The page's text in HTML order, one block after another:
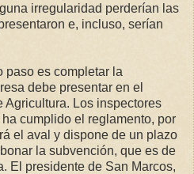
irregularidad perderían las
e, incluso, serían
paso es completar la
debe presentar en el
Agricultura. Los inspectores
cumplido el reglamento, por
el aval y dispone de un plazo
la subvención, que es de
El presidente de San Marcos,